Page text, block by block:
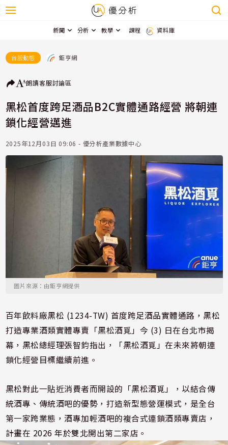
新聞 分析 教學 課程 資料庫
台股動態 鉅亨網
朗讀客服討論區
黑松首度跨足酒品B2C實體通路經營 將朝連
鎖化經營邁進
2025年12月03日 09:06 - 優分析產業數據中心
圖片來源：由鉅亨網提供
百年飲料廠黑松 (1234-TW) 首度跨足酒品實體通路，黑松
打造專業酒類實體專賣「黑松酒覓」今 (3) 日在台北市揭
幕，黑松總經理張智鈞指出，「黑松酒覓」在未來將朝連
鎖化經營目標繼續前進。
黑松對此一貼近消費者而開設的「黑松酒覓」，以結合傳
統酒專、傳統酒吧的優勢，打造新型態營運模式，是全台
第一家跨業態，酒專加輕酒吧的複合式連鎖酒類專賣店，
計畫在 2026 年於雙北開出第二家店。